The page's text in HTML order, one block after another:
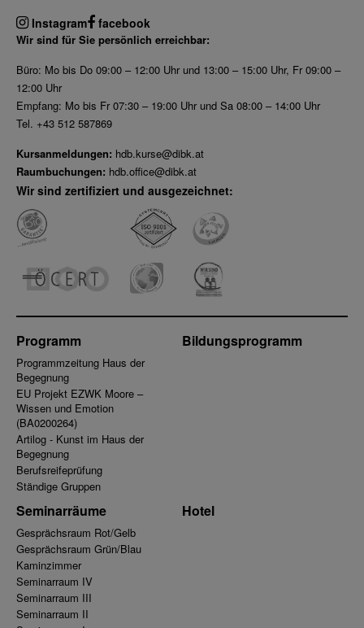
Instagram facebook
Wir sind für Sie persönlich erreichbar:
Büro: Mo bis Do 09:00 – 12:00 Uhr und 13:00 – 15:00 Uhr, Fr 09:00 –
12:00 Uhr
Empfang: Mo bis Fr 07:30 – 19:00 Uhr und Sa 08:00 – 14:00 Uhr
Tel. +43 512 587869
Kursanmeldungen: hdb.kurse@dibk.at
Raumbuchungen: hdb.office@dibk.at
Wir sind zertifiziert und ausgezeichnet:
Programm
Programmzeitung Haus der
Begegnung
EU Projekt EZWK Moore –
Wissen und Emotion
(BA0200264)
Artilog - Kunst im Haus der
Begegnung
Berufsreifeprüfung
Ständige Gruppen
Bildungsprogramm
Seminarräume
Gesprächsraum Rot/Gelb
Gesprächsraum Grün/Blau
Kaminzimmer
Seminarraum IV
Seminarraum III
Seminarraum II
Hotel